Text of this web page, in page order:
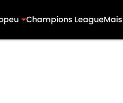
Champions LeagueMais